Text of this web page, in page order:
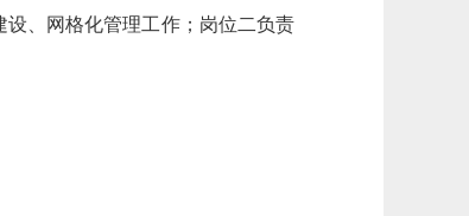
、网格化管理工作；岗位二负责